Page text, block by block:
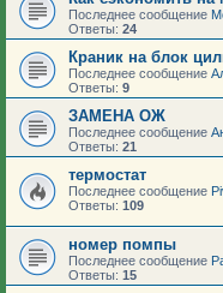
Последнее сообщение
Ответы: 24
Краник на блок
Последнее сообщение
Ответы: 9
ЗАМЕНА ОЖ
Последнее сообщение
Ответы: 21
термостат
Последнее сообщение
Ответы: 109
номер помпы
Последнее сообщение
Ответы: 15